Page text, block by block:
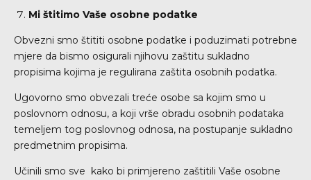
Mi štitimo Vaše osobne podatke
Obvezni smo štititi osobne podatke i poduzimati potrebne
mjere da bismo osigurali njihovu zaštitu sukladno
propisima kojima je regulirana zaštita osobnih podatka.
Ugovorno smo obvezali treće osobe sa kojim smo u
poslovnom odnosu, a koji vrše obradu osobnih podataka
temeljem tog poslovnog odnosa, na postupanje sukladno
predmetnim propisima.
Učinili smo sve kako bi primjereno zaštitili Vaše osobne